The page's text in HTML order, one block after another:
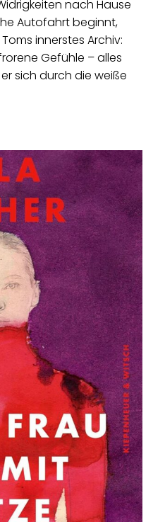
nach Hause
Autofahrt beginnt,
innerstes Archiv:
Gefühle – alles
sich durch die weiße